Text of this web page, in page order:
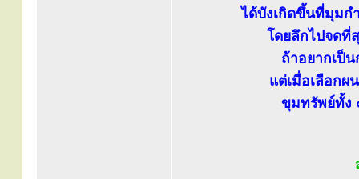
ได้บังเกิดขึ้นที่มุมก
โดยลึกไปจดที่
ถ้าอยากเป็
แต่เมื่อเลือกผ
ขุมทรัพย์ทั้ง